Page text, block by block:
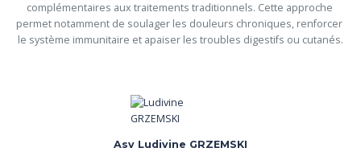
complémentaires aux traitements traditionnels. Cette approche
permet notamment de soulager les douleurs chroniques, renforcer
le système immunitaire et apaiser les troubles digestifs ou cutanés.
Asv Ludivine GRZEMSKI